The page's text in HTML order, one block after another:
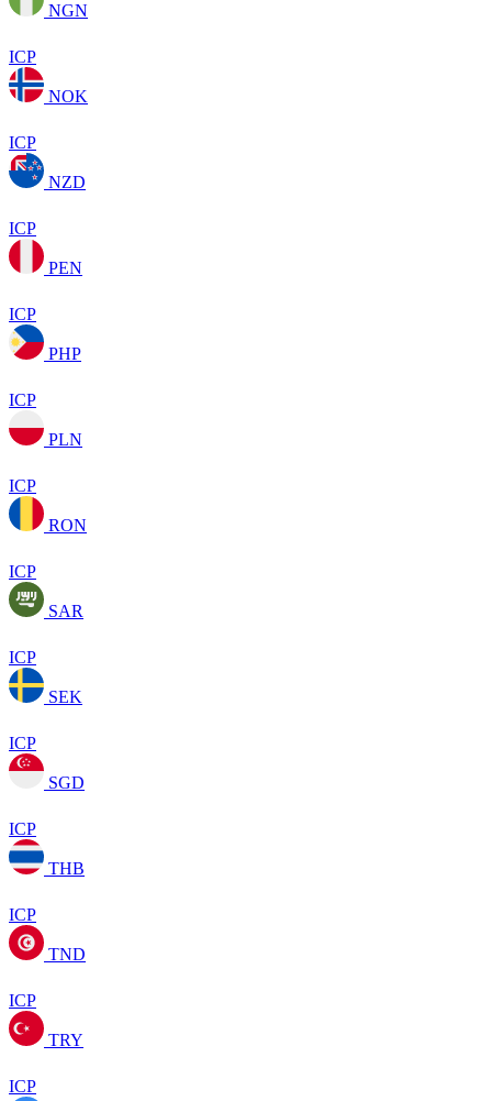
NGN
ICP
NOK
ICP
NZD
ICP
PEN
ICP
PHP
ICP
PLN
ICP
RON
ICP
SAR
ICP
SEK
ICP
SGD
ICP
THB
ICP
TND
ICP
TRY
ICP